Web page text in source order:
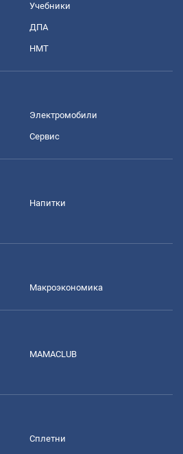
Учебники
ДПА
НМТ
Электромобили
Сервис
Напитки
Mакроэкономика
MAMACLUB
Сплетни